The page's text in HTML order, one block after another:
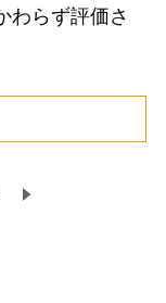
わらず評価さ